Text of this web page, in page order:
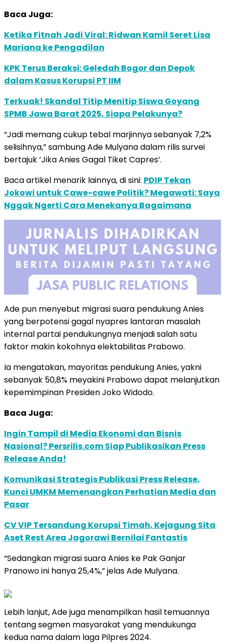
Baca Juga:
Ketika Fitnah Jadi Viral: Ridwan Kamil Seret Lisa
Mariana ke Pengadilan
KPK Terus Beraksi: Geledah Bogor dan Depok
dalam Kasus Korupsi PT IIM
Terkuak! Skandal Titip Menitip Siswa Goyang
SPMB Jawa Barat 2025, Siapa Pelakunya?
“Jadi memang cukup tebal marjinnya sebanyak 7,2%
selisihnya,” sambung Ade Mulyana dalam rilis survei
bertajuk ‘Jika Anies Gagal Tiket Capres’.
Baca artikel menarik lainnya, di sini: PDIP Tekan
Jokowi untuk Cawe-cawe Politik? Megawati: Saya
Nggak Ngerti Cara Menekanya Bagaimana
Ade pun menyebut migrasi suara pendukung Anies
yang berpotensi gagal nyapres lantaran masalah
internal partai pendukungnya menjadi salah satu
faktor makin kokohnya elektabilitas Prabowo.
Ia mengatakan, mayoritas pendukung Anies, yakni
sebanyak 50,8% meyakini Prabowo dapat melanjutkan
kepemimpinan Presiden Joko Widodo.
Baca Juga:
Ingin Tampil di Media Ekonomi dan Bisnis
Nasional? Persrilis.com Siap Publikasikan Press
Release Anda!
Komunikasi Strategis Publikasi Press Release,
Kunci UMKM Memenangkan Perhatian Media dan
Pasar
CV VIP Tersandung Korupsi Timah, Kejagung Sita
Aset Rest Area Jagorawi Bernilai Fantastis
“Sedangkan migrasi suara Anies ke Pak Ganjar
Pranowo ini hanya 25,4%,” jelas Ade Mulyana.
Lebih lanjut, Ade juga menampilkan hasil temuannya
tentang segmen masyarakat yang mendukunga
kedua nama dalam laga Pilpres 2024.